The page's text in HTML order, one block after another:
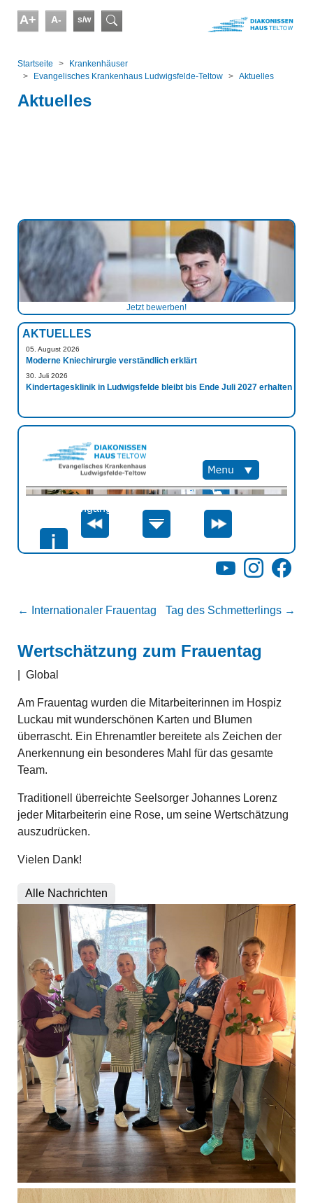
A+ A- s/w Suchformular
Startseite
Kranken­häuser
Evangelisches Krankenhaus Ludwigsfelde-Teltow
Aktuelles
Aktuelles
Jetzt bewerben!
AKTUELLES
05. August 2026
Moderne Kniechirurgie verständlich erklärt
30. Juli 2026
Kindertagesklinik in Ludwigsfelde bleibt bis Ende Juli 2027 erhalten
YouTubeInstagram
← Internationaler Frauentag Tag des Schmetterlings →
Wertschätzung zum Frauentag
Global
Am Frauentag wurden die Mitarbeiterinnen im Hospiz
Luckau mit wunderschönen Karten und Blumen
überrascht. Ein Ehrenamtler bereitete als Zeichen der
Anerkennung ein besonderes Mahl für das gesamte
Team.
Traditionell überreichte Seelsorger Johannes Lorenz
jeder Mitarbeiterin eine Rose, um seine Wertschätzung
auszudrücken.
Vielen Dank!
Alle Nachrichten